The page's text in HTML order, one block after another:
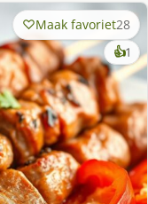
Maak favoriet28
👍1